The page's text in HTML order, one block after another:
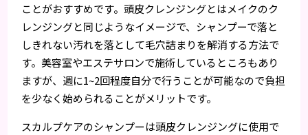
ことがおすすめです。頭皮クレンジングとはメイクのク
レンジングと同じようなイメージで、シャンプーで落と
しきれない汚れを落として毛穴詰まりを解消する方法で
す。美容室やエステサロンで施術しているところもあり
ますが、週に1~2回程度自分で行うことが可能なので負担
を少なく始められることがメリットです。
スカルプケアのシャンプーは頭皮クレンジングに使用で